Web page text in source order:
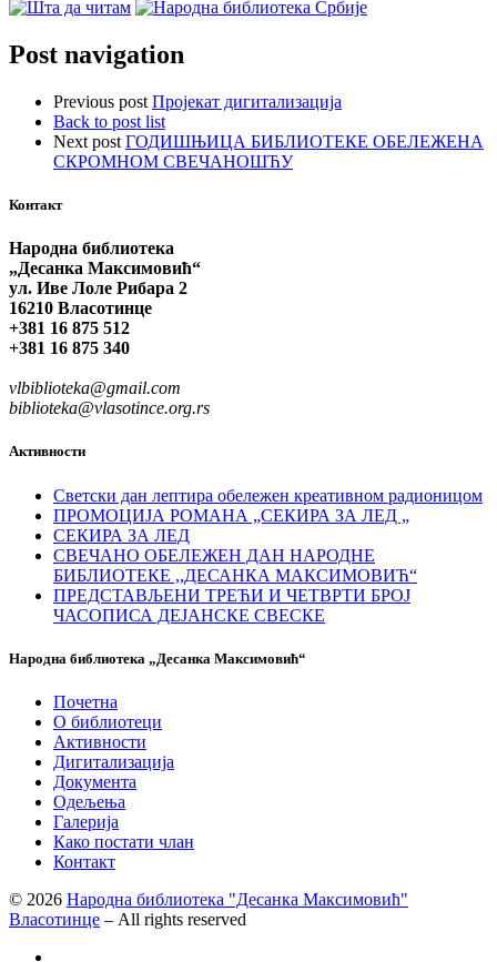
Post navigation
Previous post Пројекат дигитализација
Back to post list
Next post ГОДИШЊИЦА БИБЛИОТЕКЕ ОБЕЛЕЖЕНА
СКРОМНОМ СВЕЧАНОШЋУ
Контакт
Народна библиотека
„Десанка Максимовић“
ул. Иве Лоле Рибара 2
16210 Власотинце
+381 16 875 512
+381 16 875 340
vlbiblioteka@gmail.com
biblioteka@vlasotince.org.rs
Активности
Светски дан лептира обележен креативном радионицом
ПРОМОЦИЈА РОМАНА „СЕКИРА ЗА ЛЕД „
СЕКИРА ЗА ЛЕД
СВЕЧАНО ОБЕЛЕЖЕН ДАН НАРОДНЕ
БИБЛИОТЕКЕ ,,ДЕСАНКА МАКСИМОВИЋ“
ПРЕДСТАВЉЕНИ ТРЕЋИ И ЧЕТВРТИ БРОЈ
ЧАСОПИСА ДЕЈАНСКЕ СВЕСКЕ
Народна библиотека „Десанка Максимовић“
Почетна
О библиотеци
Активности
Дигитализација
Документа
Одељења
Галерија
Како постати члан
Контакт
© 2026 Народна библиотека "Десанка Максимовић"
Власотинце – All rights reserved